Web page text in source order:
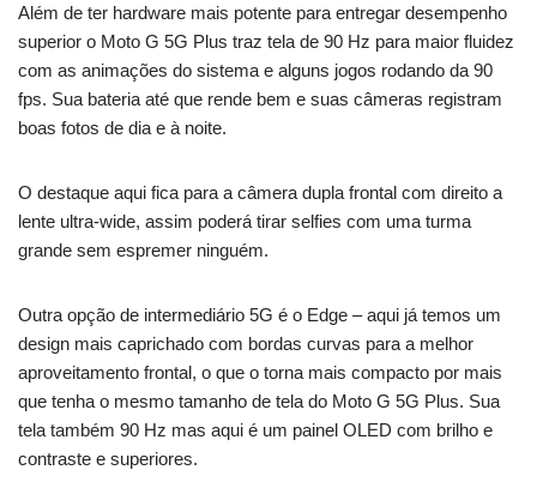
Além de ter hardware mais potente para entregar desempenho
superior o Moto G 5G Plus traz tela de 90 Hz para maior fluidez
com as animações do sistema e alguns jogos rodando da 90
fps. Sua bateria até que rende bem e suas câmeras registram
boas fotos de dia e à noite.
O destaque aqui fica para a câmera dupla frontal com direito a
lente ultra-wide, assim poderá tirar selfies com uma turma
grande sem espremer ninguém.
Outra opção de intermediário 5G é o Edge – aqui já temos um
design mais caprichado com bordas curvas para a melhor
aproveitamento frontal, o que o torna mais compacto por mais
que tenha o mesmo tamanho de tela do Moto G 5G Plus. Sua
tela também 90 Hz mas aqui é um painel OLED com brilho e
contraste e superiores.